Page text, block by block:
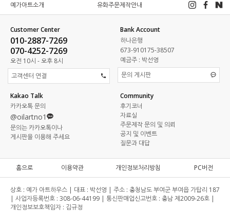
예가아트소개 유화주문제작안내
Customer Center
010-2887-7269
070-4252-7269
오전 10시 - 오후 8시
고객센터 연결
Bank Account
하나은행
673-910175-38507
예금주 : 박선영
문의 게시판
Kakao Talk
카카오톡 문의
@oilartno1
문의는 카카오톡이나
게시판을 이용해 주세요
Community
후기코너
자료실
주문제작 문의 및 의뢰
공지 및 이벤트
질문과 대답
홈으로 이용약관 개인정보처리방침 PC버전
상호 : 예가 아트하우스 | 대표 : 박선영 | 주소 : 충청남도 부여군 부여읍 가탑리 187
| 사업자등록번호 : 308-06-44199 | 통신판매업신고번호 : 충남 제2009-26호 |
개인정보보호책임자 : 김규정